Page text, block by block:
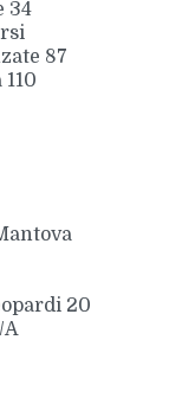
34
87
20
A